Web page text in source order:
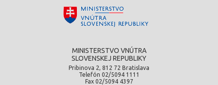
MINISTERSTVO VNÚTRA
SLOVENSKEJ REPUBLIKY
Pribinova 2, 812 72 Bratislava
Telefón 02/5094 1111
Fax 02/5094 4397